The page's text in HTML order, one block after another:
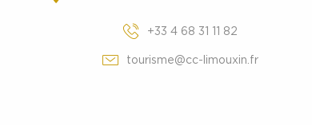
+33 4 68 31 11 82
tourisme@cc-limouxin.fr